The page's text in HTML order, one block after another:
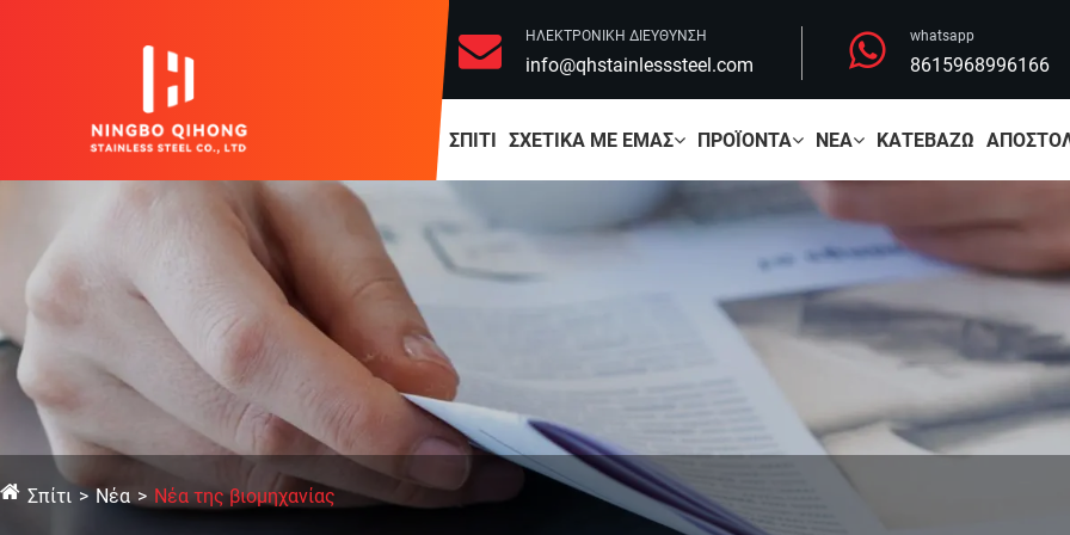
ΗΛΕΚΤΡΟΝΙΚΗ ΔΙΕΥΘΥΝΣΗ
info@qhstainlesssteel.com
whatsapp
8615968996166
ΣΠΊΤΙ ΣΧΕΤΙΚΆ ΜΕ ΕΜΆΣ ΠΡΟΪΌΝΤΑ ΝΈΑ ΚΑΤΕΒΆΖΩ
Σπίτι Νέα Νέα της βιομηχανίας